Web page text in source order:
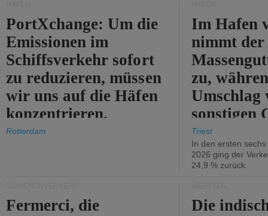
PortXchange: Um die
Emissionen im
Schiffsverkehr sofort
zu reduzieren, müssen
wir uns auf die Häfen
konzentrieren.
Rotterdam
Im Hafen
nimmt der
zu,
Umschlag
sonstigen
abnimmt.
Triest
In den ersten
2026 ging der
24,9 % zurück.
Fermerci, die
Die